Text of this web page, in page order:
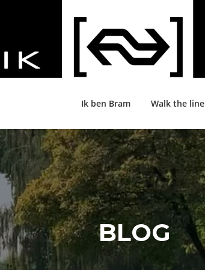
Ik ben Bram Walk the line
BLOG